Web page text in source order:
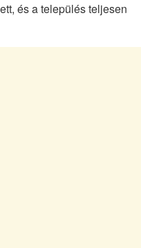
és a település teljesen